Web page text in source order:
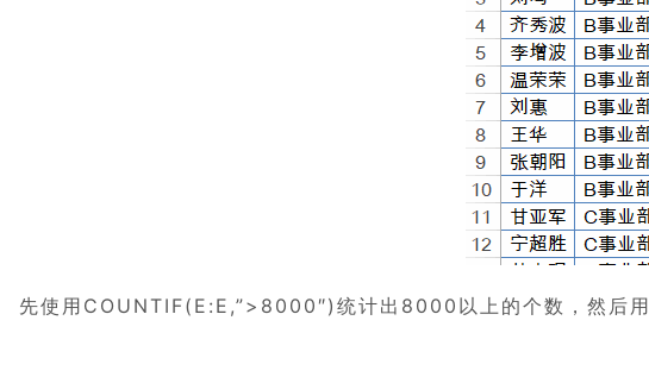
先使用 COUNTIF(E:E,”>8000″) 统计出8000以上的个数，然后用